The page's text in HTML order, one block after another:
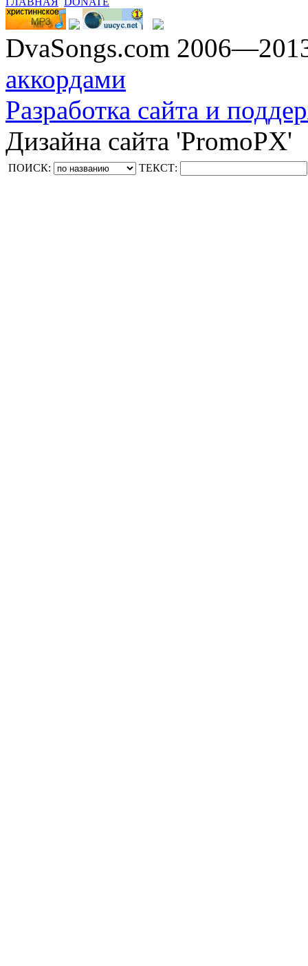
DvaSongs.com
аккордами
Разработка сайта и
Дизайна сайта 'PromoPX'
ПОИСК: ТЕКСТ: